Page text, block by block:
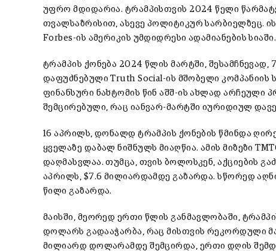
უფრო მდიდარია. ტრამპისთვის 2024 წელი
თვალსაზრისით, ასევე პოლიტიკურ სარბიელზეც.
Forbes-ის ამერიკის უმდიდრესი ადამიანების სიაში.
ტრამპის ქონება 2024 წლის მარტში,
დაფუძნებული Truth Social-ის მშობელი
ფინანსური ნახტომის წინ აშშ-ის ახლად არჩეული
შემცირებული, რაც იანვარ-მარტში იურიდიულ
16 აპრილს, დონალდ ტრამპის ქონების წმინდა
ყველაზე დაბალ ნიშნულს მიაღწია. ამის მიზეზი
დაღმასვლაა. თუმცა, თვის ბოლოსკენ, აქციების
აპრილს, $7.6 მილიარდამდე გაზარდა. სწორედ
წილი გაზარდა.
მაისში, მეორედ ერთი წლის განმავლობაში,
დოლარს გადააჭარბა, რაც მისთვის რეკორდული
მილიარდ დოლარამდე შემცირდა, ერთი დღის